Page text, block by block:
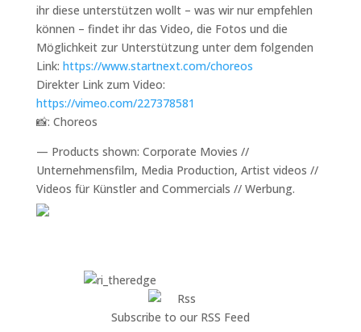
ihr diese unterstützen wollt – was wir nur empfehlen
können – findet ihr das Video, die Fotos und die
Möglichkeit zur Unterstützung unter dem folgenden
Link: https://www.startnext.com/choreos
Direkter Link zum Video:
https://vimeo.com/227378581
📸: Choreos
— Products shown: Corporate Movies //
Unternehmensfilm, Media Production, Artist videos //
Videos für Künstler and Commercials // Werbung.
Subscribe to our RSS Feed